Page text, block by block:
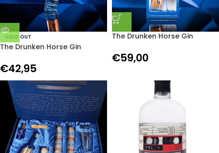
SOLD OUT
The Drunken Horse Gin
€42,95
The Drunken Horse Gin
€59,00